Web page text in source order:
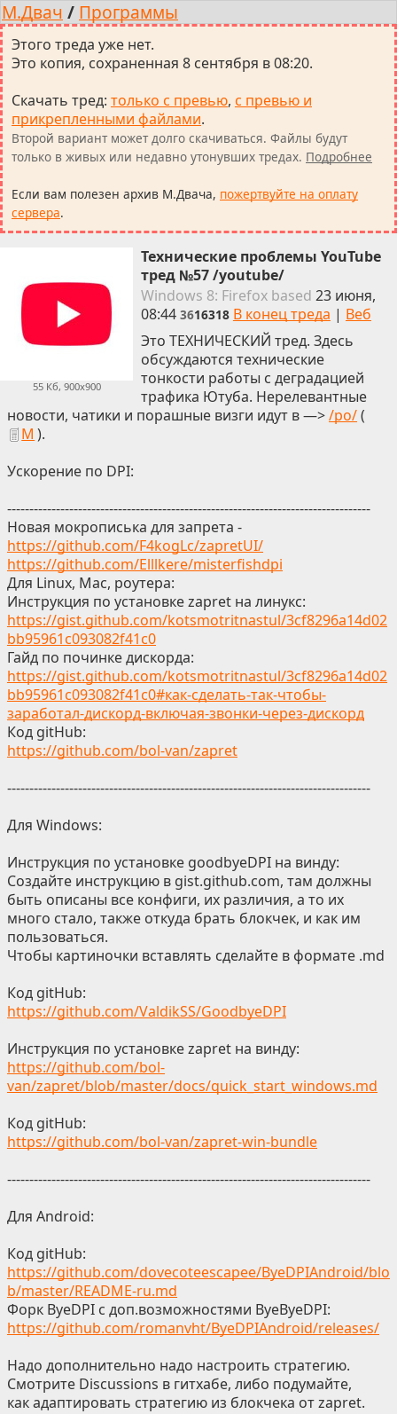
М.Двач / Программы
Этого треда уже нет.
Это копия, сохраненная 8 сентября в 08:20.
Скачать тред: только с превью, с превью и
прикрепленными файлами.
Второй вариант может долго скачиваться. Файлы будут
только в живых или недавно утонувших тредах. Подробнее
Если вам полезен архив М.Двача, пожертвуйте на оплату
сервера.
55 Кб, 900x900
Технические проблемы YouTube
тред №57 /youtube/
Windows 8: Firefoxbased 23 июня,
08:44 3616318 В конец треда | Веб
Это ТЕХНИЧЕСКИЙ тред. Здесь
обсуждаются технические
тонкости работы с деградацией
трафика Ютуба. Нерелевантные
новости, чатики и порашные визги идут в —>/po/(
М ).
Ускорение по DPI:
----------------------------------------------------------------------------------
Новая мокрописька для запрета -
https://github.com/F4kogLc/zapretUI/
https://github.com/Elllkere/misterfishdpi
Для Linux, Mac, роутера:
Инструкция по установке zapret на линукс:
https://gist.github.com/kotsmotritnastul/3cf8296a14d02
bb95961c093082f41c0
Гайд по починке дискорда:
https://gist.github.com/kotsmotritnastul/3cf8296a14d02
bb95961c093082f41c0#как-сделать-так-чтобы-
заработал-дискорд-включая-звонки-через-дискорд
Код gitHub:
https://github.com/bol-van/zapret
----------------------------------------------------------------------------------
Для Windows:
Инструкция по установке goodbyeDPI на винду:
Создайте инструкцию в gist.github.com, там должны
быть описаны все конфиги, их различия, а то их
много стало, также откуда брать блокчек, и как им
пользоваться.
Чтобы картиночки вставлять сделайте в формате .md
Код gitHub:
https://github.com/ValdikSS/GoodbyeDPI
Инструкция по установке zapret на винду:
https://github.com/bol-
van/zapret/blob/master/docs/quick_start_windows.md
Код gitHub:
https://github.com/bol-van/zapret-win-bundle
----------------------------------------------------------------------------------
Для Android:
Код gitHub:
https://github.com/dovecoteescapee/ByeDPIAndroid/blo
b/master/README-ru.md
Форк ByeDPI с доп.возможностями ByeByeDPI:
https://github.com/romanvht/ByeDPIAndroid/releases/
Надо дополнительно надо настроить стратегию.
Смотрите Discussions в гитхабе, либо подумайте,
как адаптировать стратегию из блокчека от zapret.